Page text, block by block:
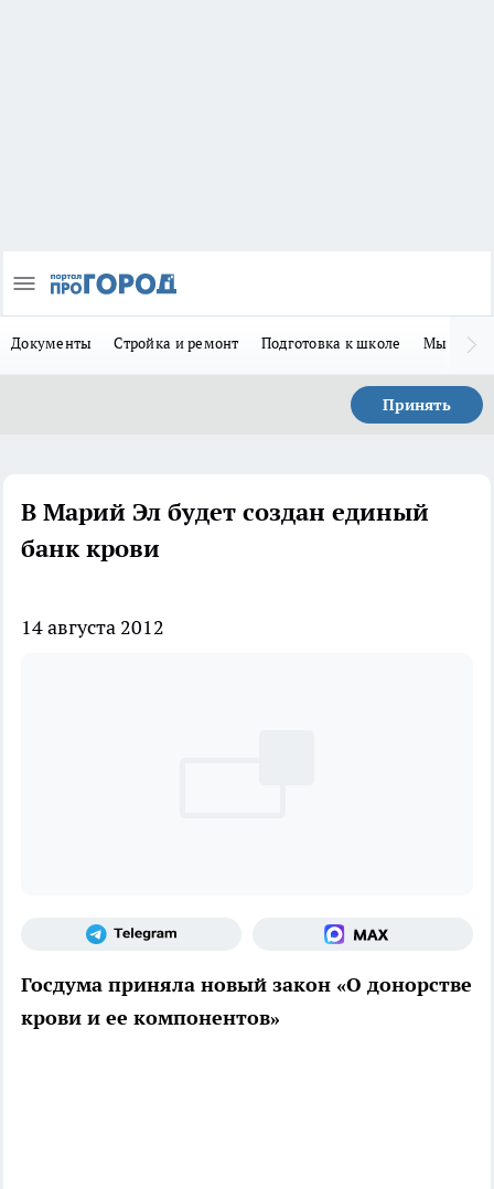
Документы Стройка и ремонт Подготовка к школе Мы в MAX
Принять
В Марий Эл будет создан единый
банк крови
14 августа 2012
Госдума приняла новый закон «О донорстве
крови и ее компонентов»